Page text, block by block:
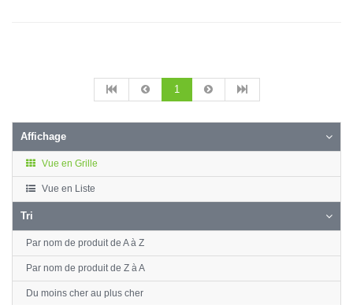
1
Affichage
Vue en Grille
Vue en Liste
Tri
Par nom de produit de A à Z
Par nom de produit de Z à A
Du moins cher au plus cher